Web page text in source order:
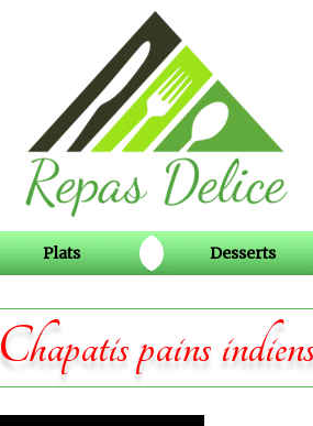
Plats Desserts
Chapatis pains